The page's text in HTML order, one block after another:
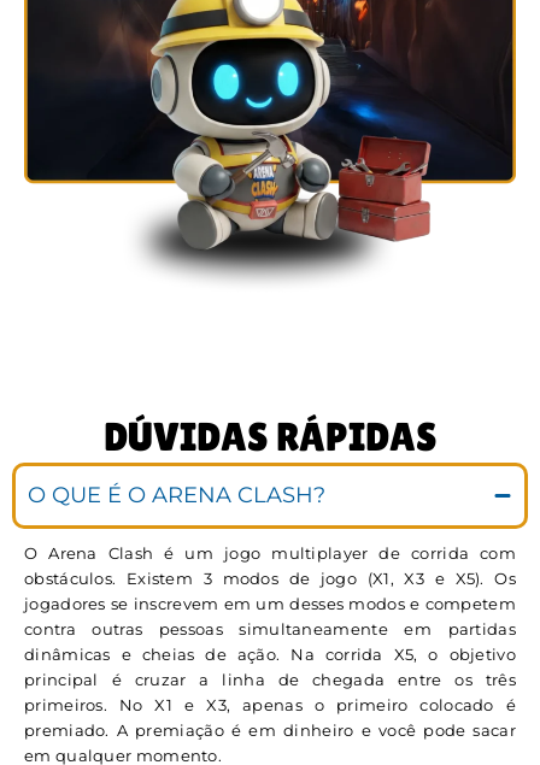
DÚVIDAS RÁPIDAS
O QUE É O ARENA CLASH?
O Arena Clash é um jogo multiplayer de corrida com
obstáculos. Existem 3 modos de jogo (X1, X3 e X5). Os
jogadores se inscrevem em um desses modos e competem
contra outras pessoas simultaneamente em partidas
dinâmicas e cheias de ação. Na corrida X5, o objetivo
principal é cruzar a linha de chegada entre os três
primeiros. No X1 e X3, apenas o primeiro colocado é
premiado. A premiação é em dinheiro e você pode sacar
em qualquer momento.